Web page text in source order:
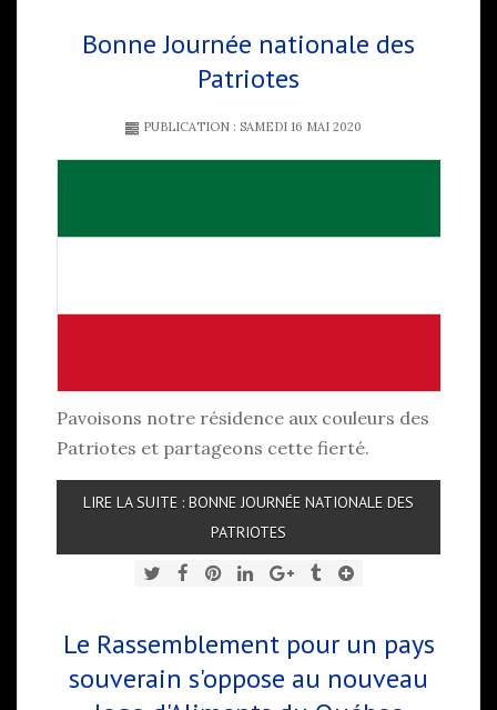
Bonne Journée nationale des
Patriotes
PUBLICATION : SAMEDI 16 MAI 2020
Pavoisons notre résidence aux couleurs des
Patriotes et partageons cette fierté.
LIRE LA SUITE : BONNE JOURNÉE NATIONALE DES
PATRIOTES
Le Rassemblement pour un pays
souverain s'oppose au nouveau